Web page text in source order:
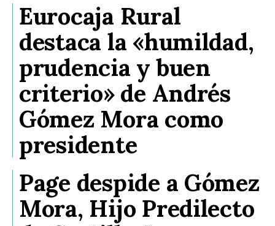
Eurocaja Rural
destaca la «humildad,
prudencia y buen
criterio» de Andrés
Gómez Mora como
presidente
Page despide a Gómez
Mora, Hijo Predilecto